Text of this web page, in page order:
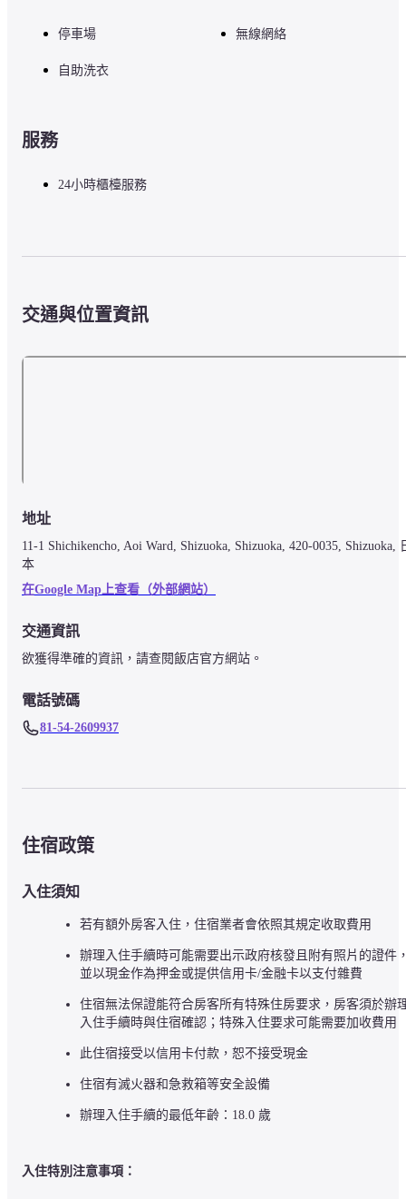
停車場 無線網絡
自助洗衣
服務
24小時櫃檯服務
交通與位置資訊
地址
11-1 Shichikencho, Aoi Ward, Shizuoka, Shizuoka, 420-0035, Shizuoka,
本
在Google Map上查看（外部網站）
交通資訊
欲獲得準確的資訊，請查閱飯店官方網站。
電話號碼
81-54-2609937
住宿政策
入住須知
若有額外房客入住，住宿業者會依照其規定收取費用
辦理入住手續時可能需要出示政府核發且附有照片的證件
並以現金作為押金或提供信用卡/金融卡以支付雜費
住宿無法保證能符合房客所有特殊住房要求，房客須於辦
入住手續時與住宿確認；特殊入住要求可能需要加收費用
此住宿接受以信用卡付款，恕不接受現金
住宿有滅火器和急救箱等安全設備
辦理入住手續的最低年齡：18.0 歲
入住特別注意事項：